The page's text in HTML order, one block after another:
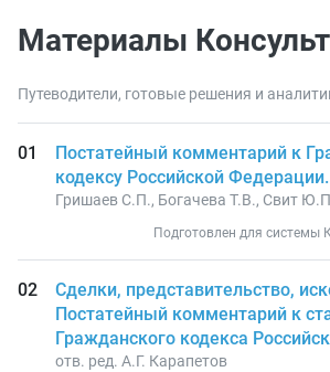
Материалы
Путеводители, готовые решения и
Постатейный комментарий к
кодексу Российской
Гришаев С.П., Богачева Т.В., Свит
Подготовлен для системы
Сделки, представительство,
Постатейный комментарий к
Гражданского кодекса
отв. ред. А.Г. Карапетов